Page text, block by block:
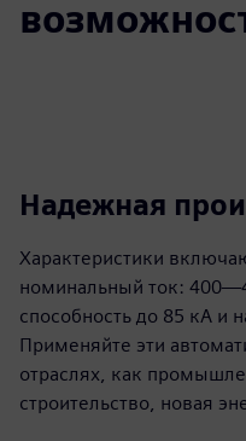
Надежная
Характеристики
номинальный ток:
способность до 85 кА и
Применяйте эти
отраслях, как
строительство, новая